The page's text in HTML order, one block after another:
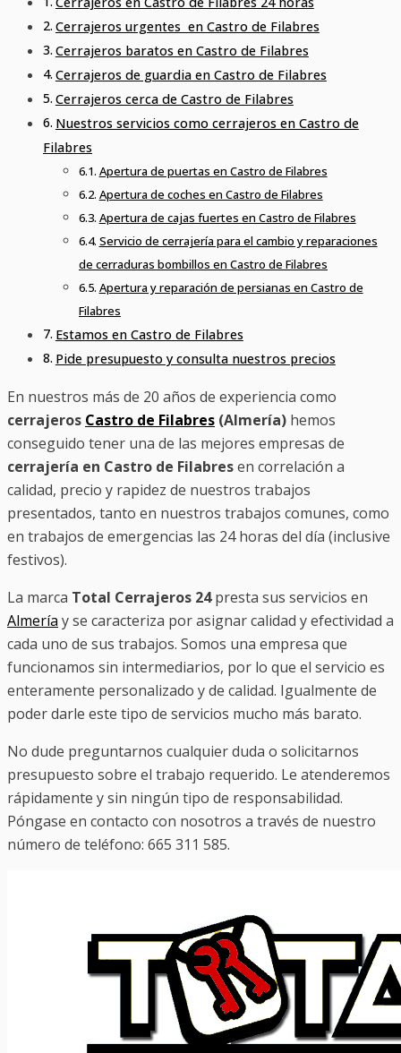
Cerrajeros urgentes en Castro de Filabres
Cerrajeros baratos en Castro de Filabres
Cerrajeros de guardia en Castro de Filabres
Cerrajeros cerca de Castro de Filabres
Nuestros servicios como cerrajeros en Castro de
Filabres
Apertura de puertas en Castro de Filabres
Apertura de coches en Castro de Filabres
Apertura de cajas fuertes en Castro de Filabres
Servicio de cerrajería para el cambio y reparaciones
de cerraduras bombillos en Castro de Filabres
Apertura y reparación de persianas en Castro de
Filabres
Estamos en Castro de Filabres
Pide presupuesto y consulta nuestros precios
En nuestros más de 20 años de experiencia como
cerrajeros Castro de Filabres (Almería) hemos
conseguido tener una de las mejores empresas de
cerrajería en Castro de Filabresen correlación a
calidad, precio y rapidez de nuestros trabajos
presentados, tanto en nuestros trabajos comunes, como
en trabajos de emergencias las 24 horas del día (inclusive
festivos).
La marca Total Cerrajeros 24presta sus servicios en
Almería y se caracteriza por asignar calidad y efectividad a
cada uno de sus trabajos. Somos una empresa que
funcionamos sin intermediarios, por lo que el servicio es
enteramente personalizado y de calidad. Igualmente de
poder darle este tipo de servicios mucho más barato.
No dude preguntarnos cualquier duda o solicitarnos
presupuesto sobre el trabajo requerido. Le atenderemos
rápidamente y sin ningún tipo de responsabilidad.
Póngase en contacto con nosotros a través de nuestro
número de teléfono: 665 311 585.